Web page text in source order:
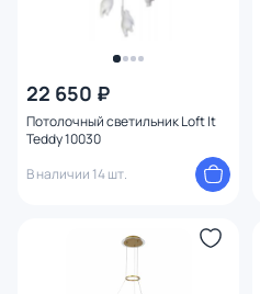
22 650 ₽
Потолочный светильник Loft It
Teddy 10030
В наличии 14 шт.